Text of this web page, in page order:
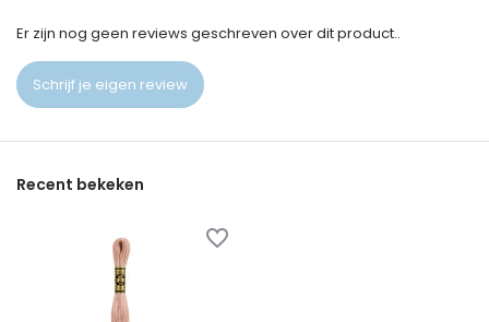
Er zijn nog geen reviews geschreven over dit product..
Schrijf je eigen review
Recent bekeken